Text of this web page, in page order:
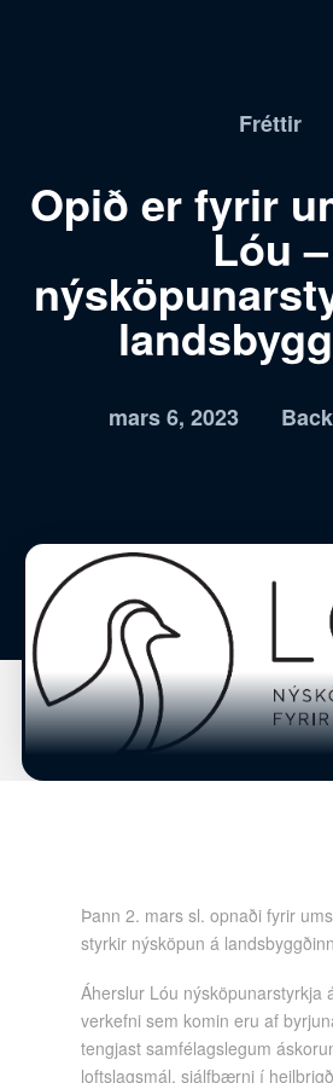
Fréttir
Opið er fyrir
Lóu –
mars 6, 2023
Þann 2. mars sl. opnaði fyrir
styrkir nýsköpun á
Áherslur Lóu nýsköpunarstyrkja
verkefni sem komin eru af
tengjast samfélagslegum
loftslagsmál, sjálfbærni í